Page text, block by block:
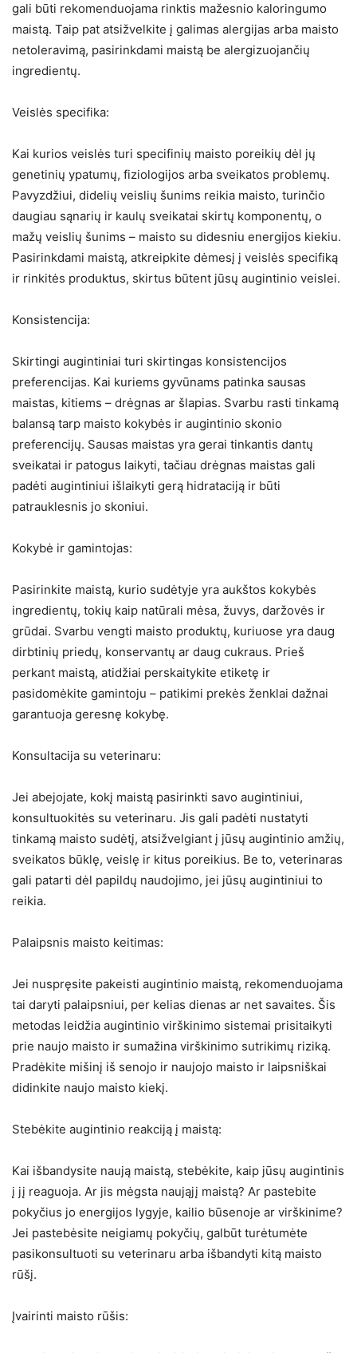
gali būti rekomenduojama rinktis mažesnio kaloringumo
maistą. Taip pat atsižvelkite į galimas alergijas arba maisto
netoleravimą, pasirinkdami maistą be alergizuojančių
ingredientų.
Veislės specifika:
Kai kurios veislės turi specifinių maisto poreikių dėl jų
genetinių ypatumų, fiziologijos arba sveikatos problemų.
Pavyzdžiui, didelių veislių šunims reikia maisto, turinčio
daugiau sąnarių ir kaulų sveikatai skirtų komponentų, o
mažų veislių šunims – maisto su didesniu energijos kiekiu.
Pasirinkdami maistą, atkreipkite dėmesį į veislės specifiką
ir rinkitės produktus, skirtus būtent jūsų augintinio veislei.
Konsistencija:
Skirtingi augintiniai turi skirtingas konsistencijos
preferencijas. Kai kuriems gyvūnams patinka sausas
maistas, kitiems – drėgnas ar šlapias. Svarbu rasti tinkamą
balansą tarp maisto kokybės ir augintinio skonio
preferencijų. Sausas maistas yra gerai tinkantis dantų
sveikatai ir patogus laikyti, tačiau drėgnas maistas gali
padėti augintiniui išlaikyti gerą hidrataciją ir būti
patrauklesnis jo skoniui.
Kokybė ir gamintojas:
Pasirinkite maistą, kurio sudėtyje yra aukštos kokybės
ingredientų, tokių kaip natūrali mėsa, žuvys, daržovės ir
grūdai. Svarbu vengti maisto produktų, kuriuose yra daug
dirbtinių priedų, konservantų ar daug cukraus. Prieš
perkant maistą, atidžiai perskaitykite etiketę ir
pasidomėkite gamintoju – patikimi prekės ženklai dažnai
garantuoja geresnę kokybę.
Konsultacija su veterinaru:
Jei abejojate, kokį maistą pasirinkti savo augintiniui,
konsultuokitės su veterinaru. Jis gali padėti nustatyti
tinkamą maisto sudėtį, atsižvelgiant į jūsų augintinio amžių,
sveikatos būklę, veislę ir kitus poreikius. Be to, veterinaras
gali patarti dėl papildų naudojimo, jei jūsų augintiniui to
reikia.
Palaipsnis maisto keitimas:
Jei nuspręsite pakeisti augintinio maistą, rekomenduojama
tai daryti palaipsniui, per kelias dienas ar net savaites. Šis
metodas leidžia augintinio virškinimo sistemai prisitaikyti
prie naujo maisto ir sumažina virškinimo sutrikimų riziką.
Pradėkite mišinį iš senojo ir naujojo maisto ir laipsniškai
didinkite naujo maisto kiekį.
Stebėkite augintinio reakciją į maistą:
Kai išbandysite naują maistą, stebėkite, kaip jūsų augintinis
į jį reaguoja. Ar jis mėgsta naująjį maistą? Ar pastebite
pokyčius jo energijos lygyje, kailio būsenoje ar virškinime?
Jei pastebėsite neigiamų pokyčių, galbūt turėtumėte
pasikonsultuoti su veterinaru arba išbandyti kitą maisto
rūšį.
Įvairinti maisto rūšis: